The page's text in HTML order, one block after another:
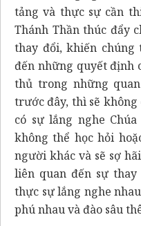
tảng và thực sự cần
Thánh Thần thúc đẩy
thay đổi, khiến chúng
đến những quyết định
thủ trong những
trước đây, thì sẽ
có sự lắng nghe
không thể học hỏi
người khác và sẽ sợ
liên quan đến sự
thực sự lắng nghe
phú nhau và đào sâu